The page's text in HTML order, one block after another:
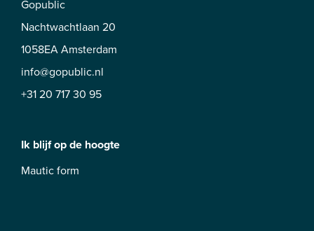
Gopublic
Nachtwachtlaan 20
1058EA Amsterdam
info@gopublic.nl
+31 20 717 30 95
Ik blijf op de hoogte
Mautic form